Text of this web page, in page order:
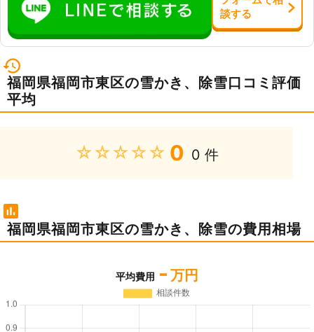
談する
福岡県福岡市東区の雪かき、除雪口コミ評価
平均
★★★★★ 0 0 件
福岡県福岡市東区の雪かき、除雪の費用相場
平均費用 - 万円